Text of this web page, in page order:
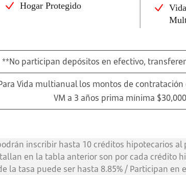
Hogar Protegido
**No participan depósitos en efectivo,
Vida multianual los montos de
VM a 3 años prima mínima
inscribir hasta 10 créditos hipotecarios
en la tabla anterior son por cada crédito
la tasa puede ser hasta 8.85% / Participan